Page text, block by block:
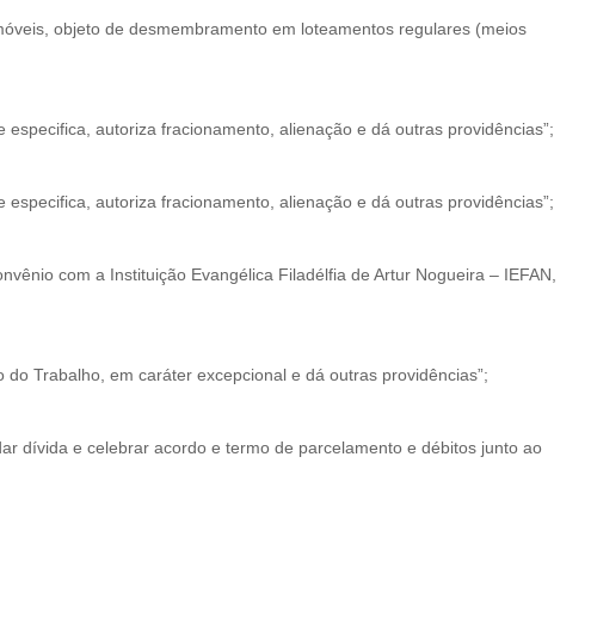
objeto de desmembramento em loteamentos regulares (meios
autoriza fracionamento, alienação e dá outras providências”;
autoriza fracionamento, alienação e dá outras providências”;
com a Instituição Evangélica Filadélfia de Artur Nogueira – IEFAN,
Trabalho, em caráter excepcional e dá outras providências”;
dívida e celebrar acordo e termo de parcelamento e débitos junto ao